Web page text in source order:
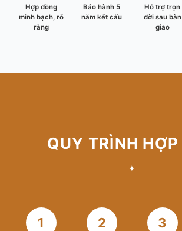
Hợp đồng
minh bạch, rõ
ràng
Bảo hành 5
năm kết cấu
Hỗ trợ trọn
đời sau bàn
giao
QUY TRÌNH HỢP
✦
1 2 3